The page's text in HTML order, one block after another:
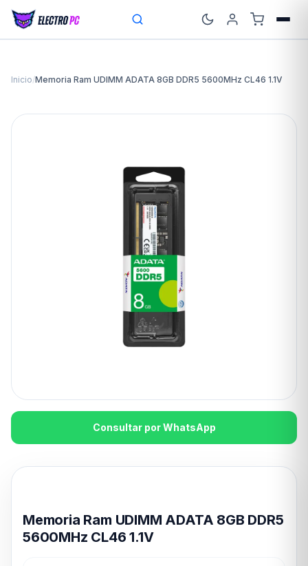
Inicio/Memoria Ram UDIMM ADATA 8GB DDR5 5600MHz CL46 1.1V
Consultar por WhatsApp
Memoria Ram UDIMM ADATA 8GB DDR5
5600MHz CL46 1.1V